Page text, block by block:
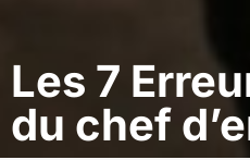
Les 7
du chef